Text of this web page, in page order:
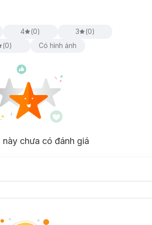
cạo độc lập và đầu xoay cho phép điều
sát mà không gây cảm giác đau rát, khó
và tổn thương da. Ngoài ra,
4 (0) 3 (0)
(0) Có hình ảnh
này chưa có đánh giá